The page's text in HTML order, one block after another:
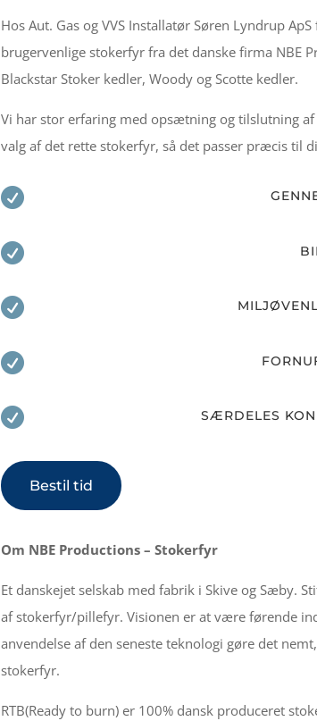
Hos Aut. Gas og VVS Installatør Søren Lyndrup
brugervenlige stokerfyr fra det danske firma NBE
Blackstar Stoker kedler, Woody og Scotte kedler.
Vi har stor erfaring med opsætning og tilslutning
valg af det rette stokerfyr, så det passer præcis til




 SÆRDELES
Bestil tid
Om NBE Productions – Stokerfyr
Et danskejet selskab med fabrik i Skive og Sæby.
af stokerfyr/pillefyr. Visionen er at være førende
anvendelse af den seneste teknologi gøre det
stokerfyr.
RTB(Ready to burn) er 100% dansk produceret